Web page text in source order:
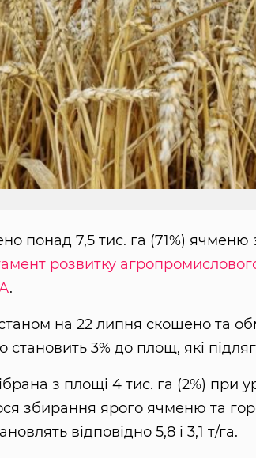
понад 7,5 тис. га (71%) ячменю
розвитку
.
на 22 липня скошено та
становить 3% до площ, які
з площі 4 тис. га (2%) при
збирання ярого ячменю та
відповідно 5,8 і 3,1 т/га.